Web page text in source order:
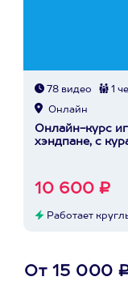
78 видео 1
Онлайн
Онлайн-курс
хэндпане, с
10 600 ₽
Работает
От 15 000